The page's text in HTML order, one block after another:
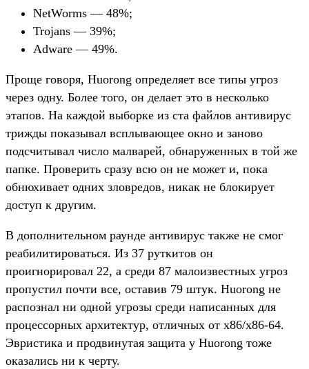
NetWorms — 48%;
Trojans — 39%;
Adware — 49%.
Проще говоря, Huorong определяет все типы угроз
через одну. Более того, он делает это в несколько
этапов. На каждой выборке из ста файлов антивирус
трижды показывал всплывающее окно и заново
подсчитывал число малварей, обнаруженных в той же
папке. Проверить сразу всю он не может и, пока
обнюхивает одних зловредов, никак не блокирует
доступ к другим.
В дополнительном раунде антивирус также не смог
реабилитироваться. Из 37 руткитов он
проигнорировал 22, а среди 87 малоизвестных угроз
пропустил почти все, оставив 79 штук. Huorong не
распознал ни одной угрозы среди написанных для
процессорных архитектур, отличных от x86/x86-64.
Эвристика и продвинутая защита у Huorong тоже
оказались ни к черту.